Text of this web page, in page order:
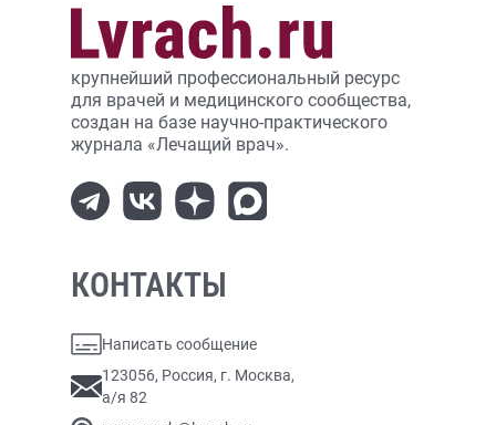
крупнейший профессиональный ресурс
для врачей и медицинского сообщества,
создан на базе научно-практического
журнала «Лечащий врач».
КОНТАКТЫ
Написать сообщение
123056, Россия, г. Москва,
а/я 82